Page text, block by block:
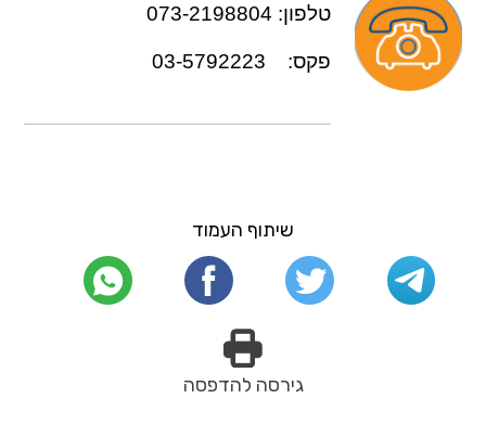
טלפון: 073-2198804
פקס: 03-5792223
שיתוף העמוד
גירסה להדפסה